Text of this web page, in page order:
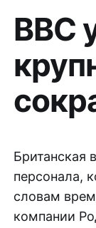
BBC
Британская
персонала,
словам
компании